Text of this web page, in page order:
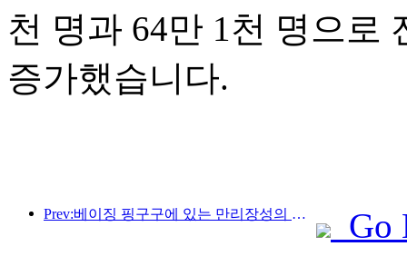
천 명과 64만 1천 명으로
증가했습니다.
Prev:베이징 핑구구에 있는 만리장성의 장쥔관 구간은 이르면 2026년 말에 일반에 개방될 예정이다.
Go